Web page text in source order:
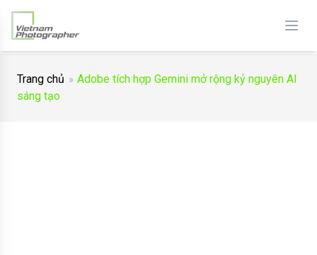
Trang chủ
Adobe tích hợp Gemini mở rộng kỷ nguyên AI
sáng tạo